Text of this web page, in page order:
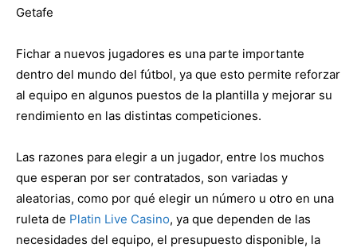
Fichar a nuevos jugadores es una parte importante
dentro del mundo del fútbol, ya que esto permite reforzar
al equipo en algunos puestos de la plantilla y mejorar su
rendimiento en las distintas competiciones.
Las razones para elegir a un jugador, entre los muchos
que esperan por ser contratados, son variadas y
aleatorias, como por qué elegir un número u otro en una
ruleta de Platin Live Casino, ya que dependen de las
necesidades del equipo, el presupuesto disponible, la